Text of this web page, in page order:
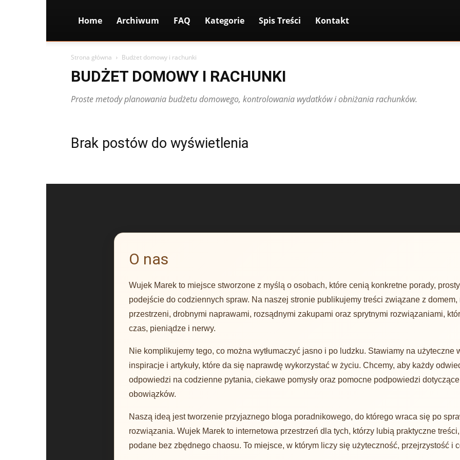
Home Archiwum FAQ Kategorie Spis Treści Kontakt
Strona główna Budżet domowy i rachunki
BUDŻET DOMOWY I RACHUNKI
Proste metody planowania budżetu domowego, kontrolowania wydatków i obniżania rachunków.
Brak postów do wyświetlenia
O nas
Wujek Marek to miejsce stworzone z myślą o osobach, które cenią konkretne porady,
podejście do codziennych spraw. Na naszej stronie publikujemy treści związane z
przestrzeni, drobnymi naprawami, rozsądnymi zakupami oraz sprytnymi rozwiązaniami,
czas, pieniądze i nerwy.
Nie komplikujemy tego, co można wytłumaczyć jasno i po ludzku. Stawiamy na użyteczne
inspiracje i artykuły, które da się naprawdę wykorzystać w życiu. Chcemy, aby każdy
odpowiedzi na codzienne pytania, ciekawe pomysły oraz pomocne podpowiedzi
obowiązków.
Naszą ideą jest tworzenie przyjaznego bloga poradnikowego, do którego wraca się po
rozwiązania. Wujek Marek to internetowa przestrzeń dla tych, którzy lubią praktyczne
podane bez zbędnego chaosu. To miejsce, w którym liczy się użyteczność, przejrzystość i